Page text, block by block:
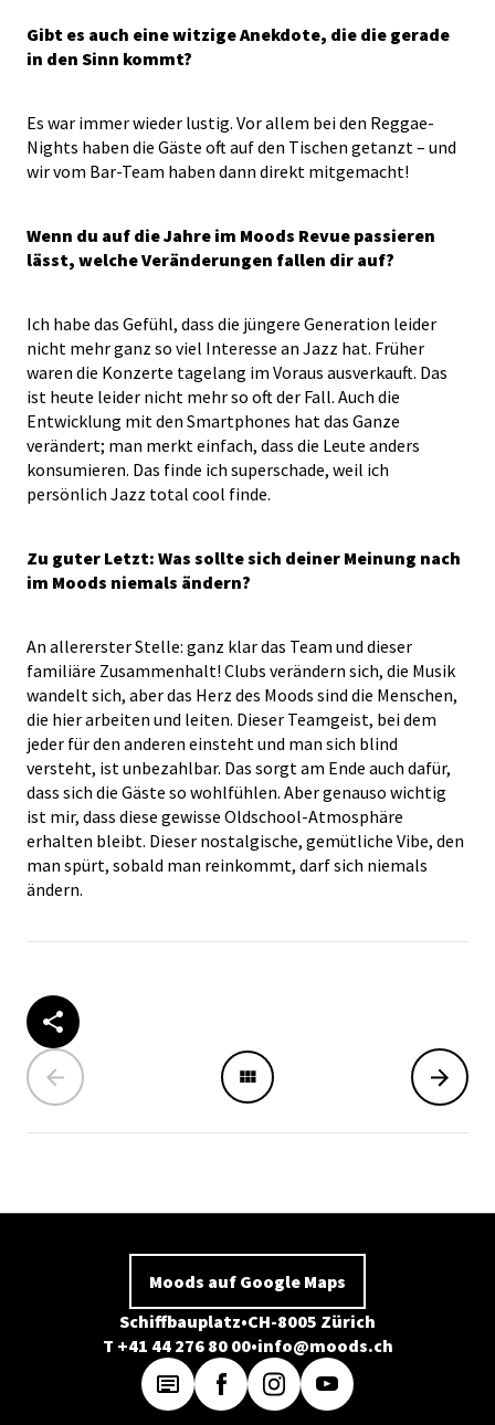
Gibt es auch eine witzige Anekdote, die die gerade
in den Sinn kommt?
Es war immer wieder lustig. Vor allem bei den Reggae-
Nights haben die Gäste oft auf den Tischen getanzt – und
wir vom Bar-Team haben dann direkt mitgemacht!
Wenn du auf die Jahre im Moods Revue passieren
lässt, welche Veränderungen fallen dir auf?
Ich habe das Gefühl, dass die jüngere Generation leider
nicht mehr ganz so viel Interesse an Jazz hat. Früher
waren die Konzerte tagelang im Voraus ausverkauft. Das
ist heute leider nicht mehr so oft der Fall. Auch die
Entwicklung mit den Smartphones hat das Ganze
verändert; man merkt einfach, dass die Leute anders
konsumieren. Das finde ich superschade, weil ich
persönlich Jazz total cool finde.
Zu guter Letzt: Was sollte sich deiner Meinung nach
im Moods niemals ändern?
An allererster Stelle: ganz klar das Team und dieser
familiäre Zusammenhalt! Clubs verändern sich, die Musik
wandelt sich, aber das Herz des Moods sind die Menschen,
die hier arbeiten und leiten. Dieser Teamgeist, bei dem
jeder für den anderen einsteht und man sich blind
versteht, ist unbezahlbar. Das sorgt am Ende auch dafür,
dass sich die Gäste so wohlfühlen. Aber genauso wichtig
ist mir, dass diese gewisse Oldschool-Atmosphäre
erhalten bleibt. Dieser nostalgische, gemütliche Vibe, den
man spürt, sobald man reinkommt, darf sich niemals
ändern.
Moods auf Google Maps
Schiffbauplatz CH-8005 Zürich
T +41 44 276 80 00 info@moods.ch